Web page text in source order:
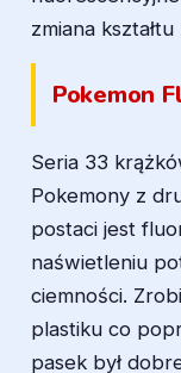
zmiana
Pokemon
Seria 33
Pokemony z
postaci jest
naświetleniu
ciemności.
plastiku co
pasek był